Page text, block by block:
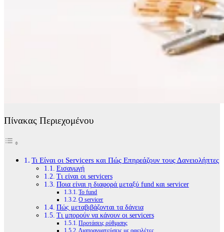
Πίνακας Περιεχομένου
Τι Είναι οι Servicers και Πώς Επηρεάζουν τους Δανειολήπτες
Εισαγωγή
Τι είναι οι servicers
Ποια είναι η διαφορά μεταξύ fund και servicer
Το fund
Ο servicer
Πώς μεταβιβάζονται τα δάνεια
Τι μπορούν να κάνουν οι servicers
Προτάσεις ρύθμισης
Διαπραγματεύσεις με οφειλέτες